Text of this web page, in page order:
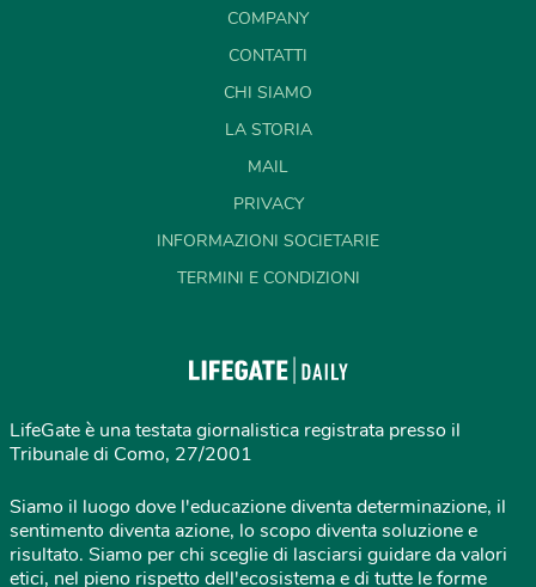
COMPANY
CONTATTI
CHI SIAMO
LA STORIA
MAIL
PRIVACY
INFORMAZIONI SOCIETARIE
TERMINI E CONDIZIONI
LifeGate è una testata giornalistica registrata presso il
Tribunale di Como, 27/2001
Siamo il luogo dove l'educazione diventa determinazione, il
sentimento diventa azione, lo scopo diventa soluzione e
risultato. Siamo per chi sceglie di lasciarsi guidare da valori
etici, nel pieno rispetto dell'ecosistema e di tutte le forme